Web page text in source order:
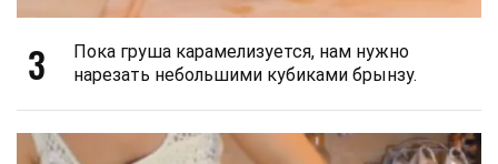
3
Пока груша карамелизуется, нам нужно
нарезать небольшими кубиками брынзу.